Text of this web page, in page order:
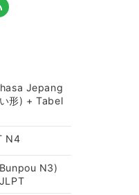
Jepang
形) + Tabel
N4
N3)